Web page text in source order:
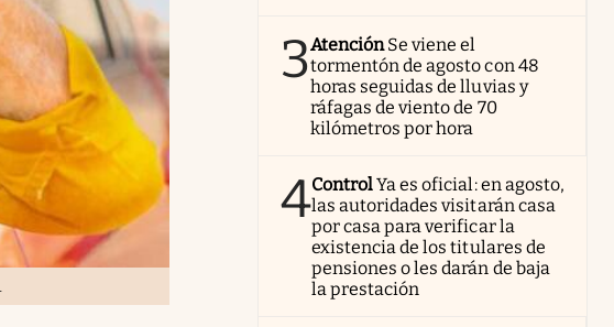
3AtenciónSe viene el
tormentón de agosto con 48
horas seguidas de lluvias y
ráfagas de viento de 70
kilómetros por hora
4ControlYa es oficial: en agosto,
las autoridades visitarán casa
por casa para verificar la
existencia de los titulares de
pensiones o les darán de baja
la prestación